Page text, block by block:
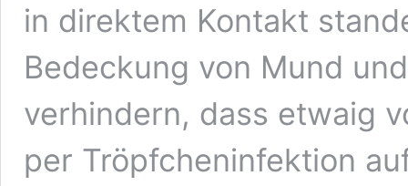
in direktem Kontakt
Bedeckung von Mund
verhindern, dass etwaig
per Tröpfcheninfektion